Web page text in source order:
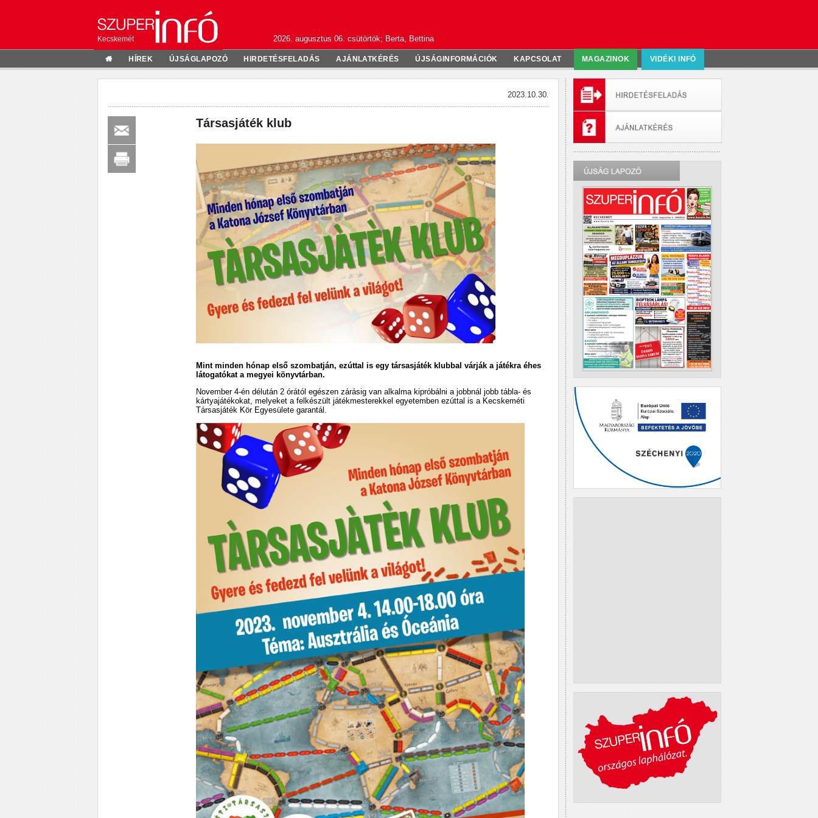
Kecskemét 2026. augusztus 06. csütörtök; Berta, Bettina
HÍREK ÚJSÁGLAPOZÓ HIRDETÉSFELADÁS AJÁNLATKÉRÉS ÚJSÁGINFORMÁCIÓK KAPCSOLAT MAGAZINOK VIDÉKI INFÓ
2023.10.30.
Társasjáték klub
Mint minden hónap első szombatján, ezúttal is egy társasjáték klubbal várják a játékra éhes
látogatókat a megyei könyvtárban.
November 4-én délután 2 órától egészen zárásig van alkalma kipróbálni a jobbnál jobb tábla- és
kártyajátékokat, melyeket a felkészült játékmesterekkel egyetemben ezúttal is a Kecskeméti
Társasjáték Kör Egyesülete garantál.